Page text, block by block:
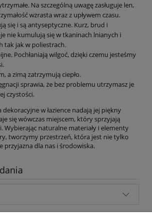
Na szczególną uwagę zasługuje len,
wzrasta wraz z upływem czasu.
się i są antyseptyczne. Kurz, brud i
nie kumulują się w tkaninach lnianych i
tak jak w poliestrach.
Pochłaniają wilgoć, dzięki czemu jesteśmy
a zimą zatrzymują ciepło.
sprawia, że bez problemu utrzymasz je
czystości.
w łazience nadają jej piękny
się wówczas miejscem, który sprzyjają
Wybierając naturalne materiały i elementy
tworzymy przestrzeń, która jest nie tylko
przyjazna dla nas i środowiska.